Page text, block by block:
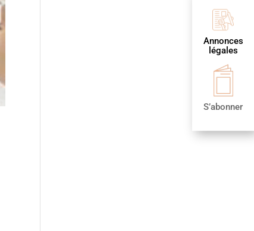
Annonces
légales
S’abonner